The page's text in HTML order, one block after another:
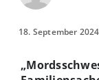
18. September 2024